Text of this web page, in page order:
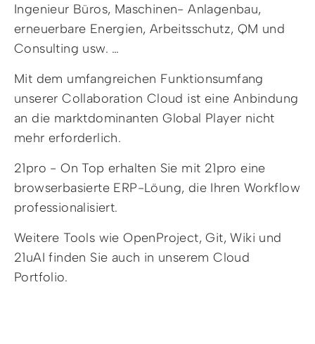
Ingenieur Büros, Maschinen- Anlagenbau,
erneuerbare Energien, Arbeitsschutz, QM und
Consulting usw. …
Mit dem umfangreichen Funktionsumfang
unserer Collaboration Cloud ist eine Anbindung
an die marktdominanten Global Player nicht
mehr erforderlich.
21pro - On Top erhalten Sie mit 21pro eine
browserbasierte ERP-Löung, die Ihren Workflow
professionalisiert.
Weitere Tools wie OpenProject, Git, Wiki und
21uAI finden Sie auch in unserem Cloud
Portfolio.